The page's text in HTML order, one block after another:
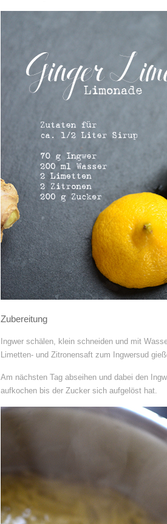
Zubereitung
Ingwer schälen, klein schneiden und mit
Limetten- und Zitronensaft zum Ingwersud
Am nächsten Tag abseihen und dabei den
aufkochen bis der Zucker sich aufgelöst hat.